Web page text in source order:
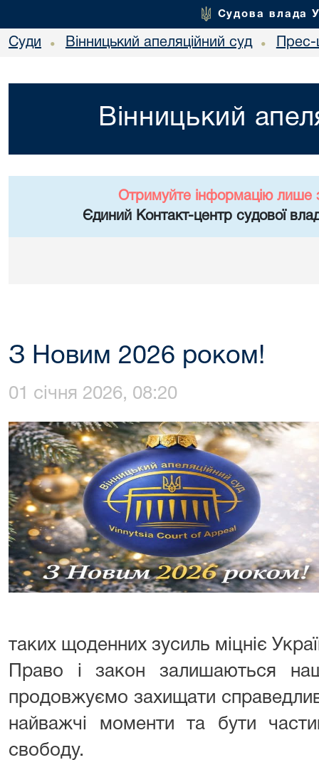
Судова влада
Суди • Вінницький апеляційний суд •
Вінницький
Отримуйте інформацію лише
Єдиний Контакт-центр судової
З Новим 2026 роком!
01 січня 2026, 08:20
таких щоденних зусиль міцніє
Право і закон залишаються
продовжуємо захищати
найважчі моменти та бути
свободу.